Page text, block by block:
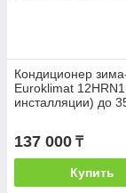
Кондиционер
Euroklimat
инсталляции) до
137 000 ₸
Купить